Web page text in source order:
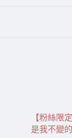
【粉絲限
是我不變